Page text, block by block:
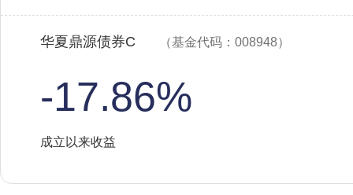
华夏鼎源债券C （基金代码：008948）
-17.86%
成立以来收益